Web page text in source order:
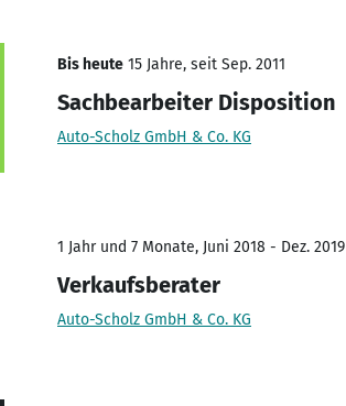
Bis heute 15 Jahre, seit Sep. 2011
Sachbearbeiter Disposition
Auto-Scholz GmbH & Co. KG
1 Jahr und 7 Monate, Juni 2018 - Dez. 2019
Verkaufsberater
Auto-Scholz GmbH & Co. KG